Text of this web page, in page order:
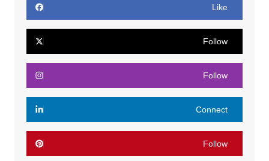
Like
Follow
Follow
Connect
Follow